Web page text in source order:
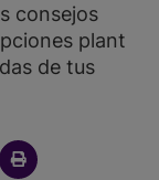
consejos
plant
de tus
Email
Compartir Imprimir